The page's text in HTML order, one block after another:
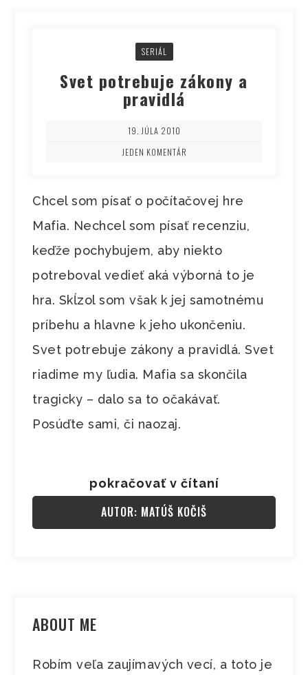
SERIÁL
Svet potrebuje zákony a
pravidlá
19. JÚLA 2010
JEDEN KOMENTÁR
Chcel som písať o počítačovej hre
Mafia. Nechcel som písať recenziu,
keďže pochybujem, aby niekto
potreboval vedieť aká výborná to je
hra. Skĺzol som však k jej samotnému
príbehu a hlavne k jeho ukončeniu.
Svet potrebuje zákony a pravidlá. Svet
riadime my ľudia. Mafia sa skončila
tragicky – dalo sa to očakávať.
Posúďte sami, či naozaj.
pokračovať v čítaní
AUTOR: MATÚŠ KOČIŠ
ABOUT ME
Robím veľa zaujímavých vecí, a toto je